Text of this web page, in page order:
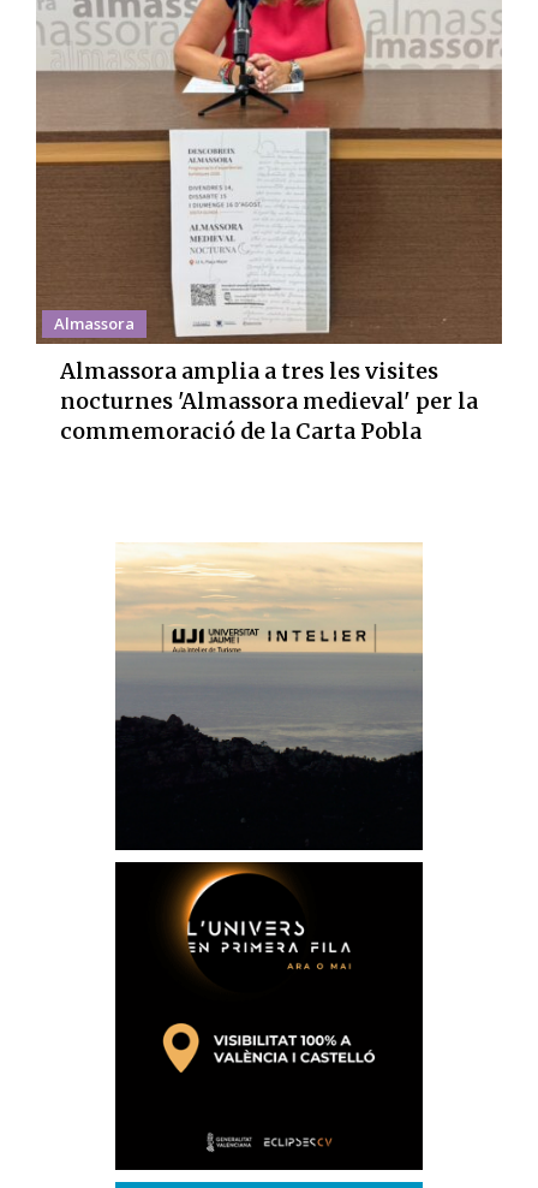
Almassora
Almassora amplia a tres les visites
nocturnes 'Almassora medieval' per la
commemoració de la Carta Pobla